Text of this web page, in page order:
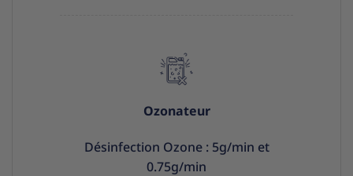
Ozonateur
Désinfection Ozone : 5g/min et
0.75g/min